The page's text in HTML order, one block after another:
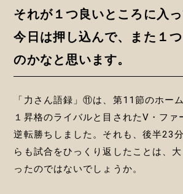
それが１つ良いところに入
今日は押し込んで、また１
のかなと思います。
「力さん語録」⑪は、第11節のホー
１昇格のライバルと目されたV・ファ
逆転勝ちしました。それも、後半23
らも試合をひっくり返したことは、
ったのではないでしょうか。